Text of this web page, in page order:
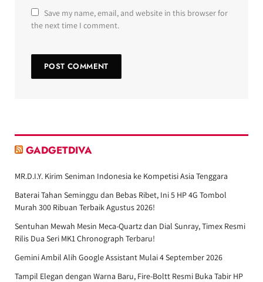
Save my name, email, and website in this browser for
the next time I comment.
GADGETDIVA
MR.D.I.Y. Kirim Seniman Indonesia ke Kompetisi Asia Tenggara
Baterai Tahan Seminggu dan Bebas Ribet, Ini 5 HP 4G Tombol
Murah 300 Ribuan Terbaik Agustus 2026!
Sentuhan Mewah Mesin Meca-Quartz dan Dial Sunray, Timex Resmi
Rilis Dua Seri MK1 Chronograph Terbaru!
Gemini Ambil Alih Google Assistant Mulai 4 September 2026
Tampil Elegan dengan Warna Baru, Fire-Boltt Resmi Buka Tabir HP